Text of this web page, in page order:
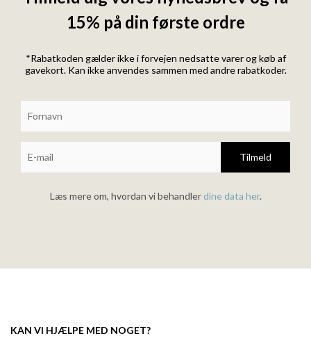
15% på din første ordre
*Rabatkoden gælder ikke i forvejen nedsatte varer og køb af
gavekort. Kan ikke anvendes sammen med andre rabatkoder.
Tilmeld
Læs mere om, hvordan vi behandlerdine data her.
KAN VI HJÆLPE MED NOGET?